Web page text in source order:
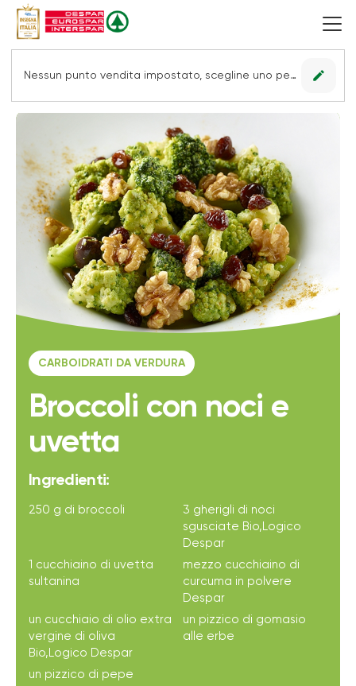
Nessun punto vendita impostato, scegline uno per vedere le offerte. edit
CARBOIDRATI DA VERDURA
Broccoli con noci e
uvetta
Ingredienti:
250 g di broccoli
3 gherigli di noci
sgusciate Bio,Logico
Despar
1 cucchiaino di uvetta
sultanina
mezzo cucchiaino di
curcuma in polvere
Despar
un cucchiaio di olio extra
vergine di oliva
Bio,Logico Despar
un pizzico di gomasio
alle erbe
un pizzico di pepe